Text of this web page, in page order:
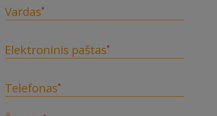
Vardas
Elektroninis paštas
Telefonas